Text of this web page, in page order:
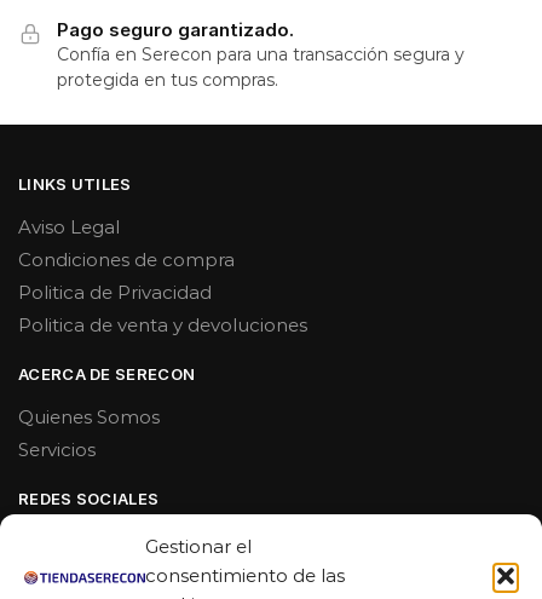
Gestionar el
consentimiento de las
Pago seguro garantizado.
Confía en Serecon para una transacción segura y
protegida en tus compras.
LINKS UTILES
Aviso Legal
Condiciones de compra
Politica de Privacidad
Politica de venta y devoluciones
ACERCA DE SERECON
Quienes Somos
Servicios
REDES SOCIALES
Linkedin